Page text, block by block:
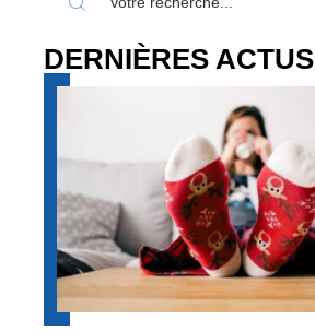
DERNIÈRES ACTUS